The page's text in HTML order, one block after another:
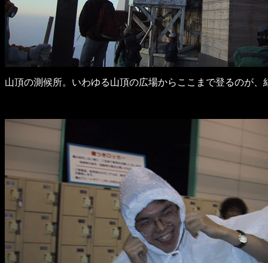
山頂の測候所。いわゆる山頂の広場からここまで登るのが、